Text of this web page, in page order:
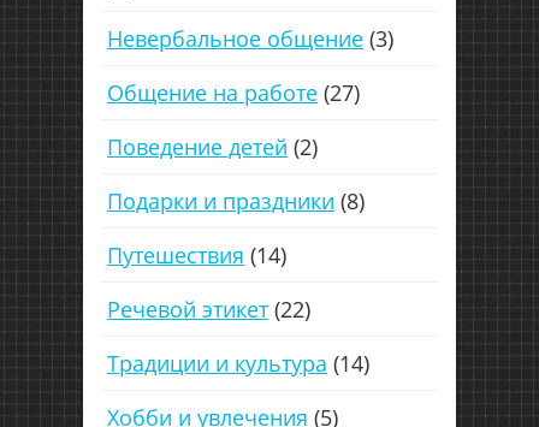
Невербальное общение (3)
Общение на работе (27)
Поведение детей (2)
Подарки и праздники (8)
Путешествия (14)
Речевой этикет (22)
Традиции и культура (14)
Хобби и увлечения (5)